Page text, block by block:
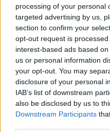
processing of your personal
targeted advertising by us,
section to confirm your
opt-out request is
interest-based ads based
us or personal information
your opt-out. You may
disclosure of your personal
IAB’s list of downstream
also be disclosed by us to
Downstream Participants